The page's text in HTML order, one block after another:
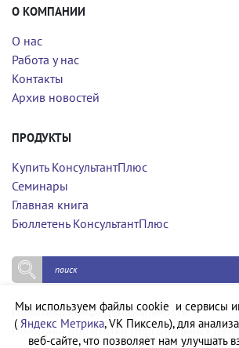
О КОМПАНИИ
О нас
Работа у нас
Контакты
Архив новостей
ПРОДУКТЫ
Купить КонсультантПлюс
Семинары
Главная книга
Бюллетень КонсультантПлюс
Политика конфиденциальности
Политика обработки персональных
Мы используем файлы cookie и сервисы
( Яндекс Метрика, VK Пиксель), для
веб-сайте, что позволяет нам улучшать